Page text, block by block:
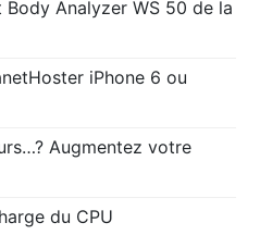
Analyzer WS 50 de la
iPhone 6 ou
Augmentez votre
du CPU